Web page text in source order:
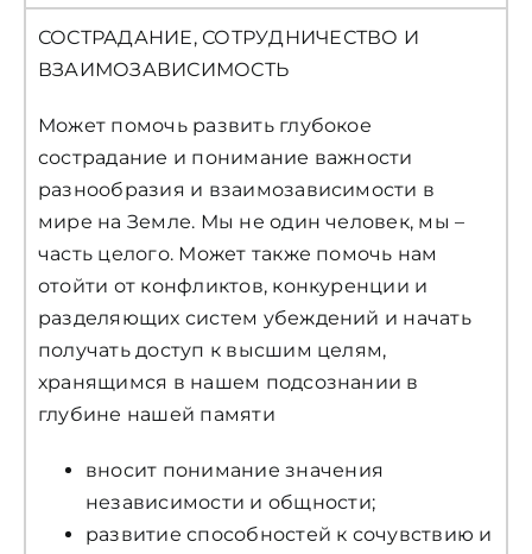
СОСТРАДАНИЕ, СОТРУДНИЧЕСТВО И
ВЗАИМОЗАВИСИМОСТЬ
Может помочь развить глубокое
сострадание и понимание важности
разнообразия и взаимозависимости в
мире на Земле. Мы не один человек, мы –
часть целого. Может также помочь нам
отойти от конфликтов, конкуренции и
разделяющих систем убеждений и начать
получать доступ к высшим целям,
хранящимся в нашем подсознании в
глубине нашей памяти
вносит понимание значения
независимости и общности;
развитие способностей к сочувствию и